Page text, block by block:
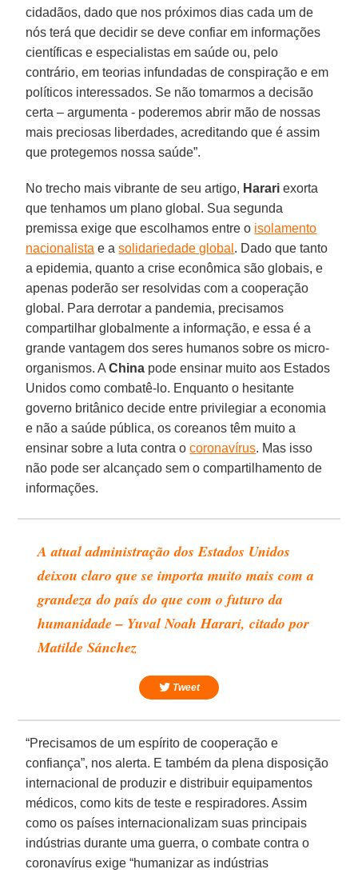
cidadãos, dado que nos próximos dias cada um de
nós terá que decidir se deve confiar em informações
científicas e especialistas em saúde ou, pelo
contrário, em teorias infundadas de conspiração e em
políticos interessados. Se não tomarmos a decisão
certa – argumenta - poderemos abrir mão de nossas
mais preciosas liberdades, acreditando que é assim
que protegemos nossa saúde”.
No trecho mais vibrante de seu artigo, Harari exorta
que tenhamos um plano global. Sua segunda
premissa exige que escolhamos entre o isolamento
nacionalista e asolidariedade global . Dado que tanto
a epidemia, quanto a crise econômica são globais, e
apenas poderão ser resolvidas com a cooperação
global. Para derrotar a pandemia, precisamos
compartilhar globalmente a informação, e essa é a
grande vantagem dos seres humanos sobre os micro-
organismos. AChina pode ensinar muito aos Estados
Unidos como combatê-lo. Enquanto o hesitante
governo britânico decide entre privilegiar a economia
e não a saúde pública, os coreanos têm muito a
ensinar sobre a luta contra ocoronavírus. Mas isso
não pode ser alcançado sem o compartilhamento de
informações.
A atual administração dos Estados Unidos
deixou claro que se importa muito mais com a
grandeza do país do que com o futuro da
humanidade – Yuval Noah Harari, citado por
Matilde Sánchez
Tweet
“Precisamos de um espírito de cooperação e
confiança”, nos alerta. E também da plena disposição
internacional de produzir e distribuir equipamentos
médicos, como kits de teste e respiradores. Assim
como os países internacionalizam suas principais
indústrias durante uma guerra, o combate contra o
coronavírus exige “humanizar as indústrias